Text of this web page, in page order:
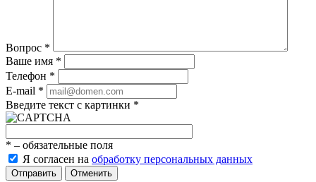
Вопрос *
Ваше имя *
Телефон *
E-mail *
Введите текст с картинки *
* – обязательные поля
Я согласен на обработку персональных данных
Отменить